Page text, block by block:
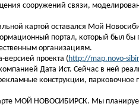
сооружений связи,
картой оставался Мой
портал, который был бы
организациям.
версией проекта (http://map.novo-
Дата Ист. Сейчас в ней
конструкции, парковочное
МОЙ НОВОСИБИРСК. Мы